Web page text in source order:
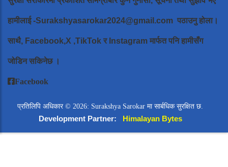
हामीलाई-Surakshyasarokar2024@gmail.com पठाउनु होला।
साथै, Facebook,X ,TikTok र Instagram मार्फत पनि हामीसँग
जोडिन सकिनेछ ।
Facebook
प्रतिलिपि अधिकार © 2026: Surakshya Sarokar मा सार्बधिक सुरक्षित छ.
Development Partner: Himalayan Bytes